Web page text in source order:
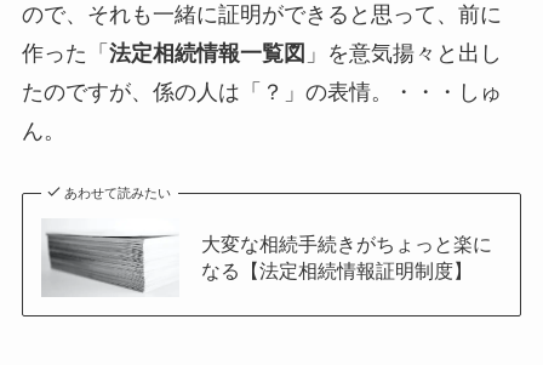
ので、それも一緒に証明ができると思って、前に
作った「 法定相続情報一覧図 」を意気揚々と出し
たのですが、係の人は「？」の表情。・・・しゅ
ん。
あわせて読みたい
大変な相続手続きがちょっと楽に
なる【法定相続情報証明制度】